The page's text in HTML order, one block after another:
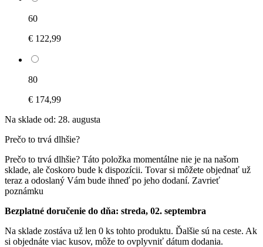
60
€ 122,99
80
€ 174,99
Na sklade od: 28. augusta
Prečo to trvá dlhšie?
Prečo to trvá dlhšie? Táto položka momentálne nie je na našom
sklade, ale čoskoro bude k dispozícii. Tovar si môžete objednať už
teraz a odoslaný Vám bude ihneď po jeho dodaní. Zavrieť
poznámku
Bezplatné doručenie do dňa: streda, 02. septembra
Na sklade zostáva už len 0 ks tohto produktu. Ďalšie sú na ceste. Ak
si objednáte viac kusov, môže to ovplyvniť dátum dodania.